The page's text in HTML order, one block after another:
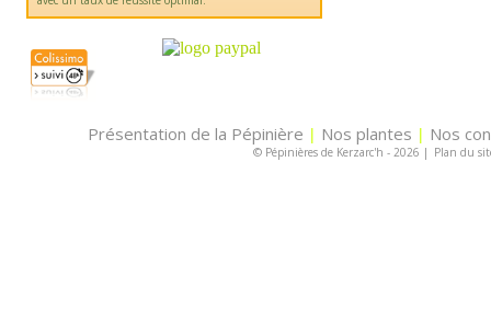
Présentation de la Pépinière | Nos plantes | Nos
© Pépinières de Kerzarc'h - 2026 | Plan du